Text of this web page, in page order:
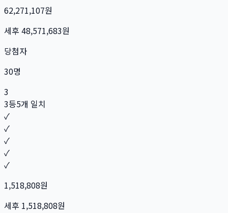
62,271,107원
세후 48,571,683원
당첨자
30명
3
3등5개 일치
✓
✓
✓
✓
✓
1,518,808원
세후 1,518,808원